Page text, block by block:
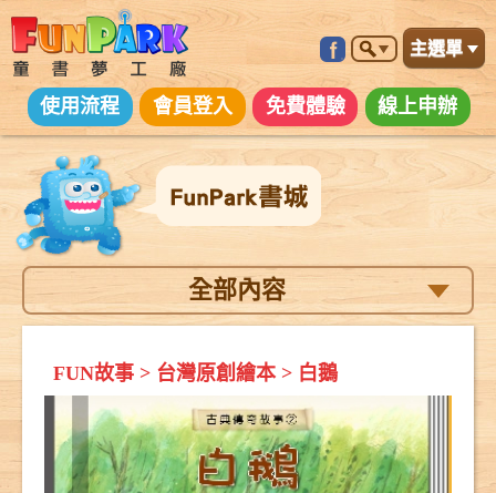
主選單
線上申辦
免費體驗
會員登入
使用流程
全部內容
FUN故事> 台灣原創繪本> 白鵝